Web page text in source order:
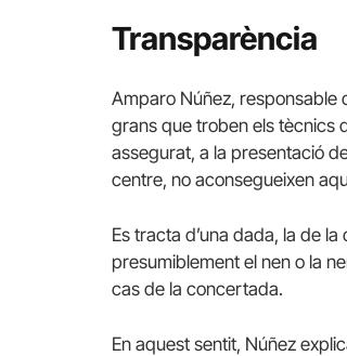
Transparència
Amparo Núñez, responsable
grans que troben els tècnics
assegurat, a la presentació
centre, no aconsegueixen
Es tracta d’una dada, la de
presumiblement el nen o la
cas de la concertada.
En aquest sentit, Núñez